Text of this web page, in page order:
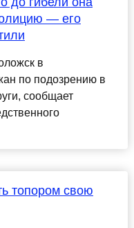
— его
в
по подозрению в
сообщает
топором свою